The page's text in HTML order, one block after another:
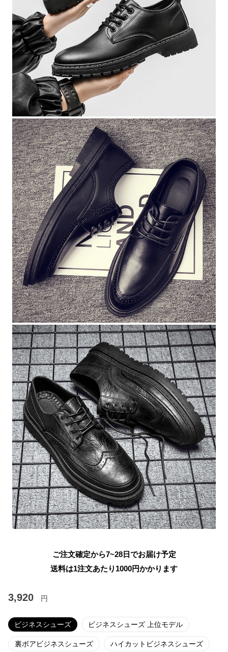
ご注文確定から7~28日でお届け予定
送料は1注文あたり 1000円かかります
3,920 円
ビジネスシューズ ビジネスシューズ 上位モデル
裏ボアビジネスシューズ ハイカットビジネスシューズ